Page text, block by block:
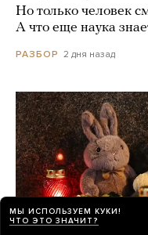
Но только человек
А что еще наука
РАЗБОР 2 дня назад
МЫ ИСПОЛЬЗУЕМ КУКИ!
ЧТО ЭТО ЗНАЧИТ?